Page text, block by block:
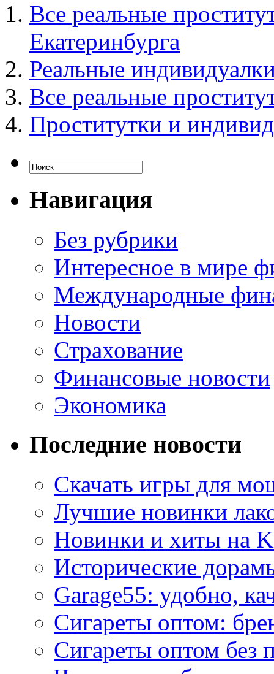
Все реальные
Екатеринбурга
Реальные
Все реальные
Проститутки и
Навигация
Без рубрики
Интересное в мире
Международные
Новости
Страхование
Финансовые новости
Экономика
Последние новости
Скачать игры для
Лучшие новинки
Новинки и хиты на
Исторические
Garage55: удобно,
Сигареты оптом:
Сигареты оптом без